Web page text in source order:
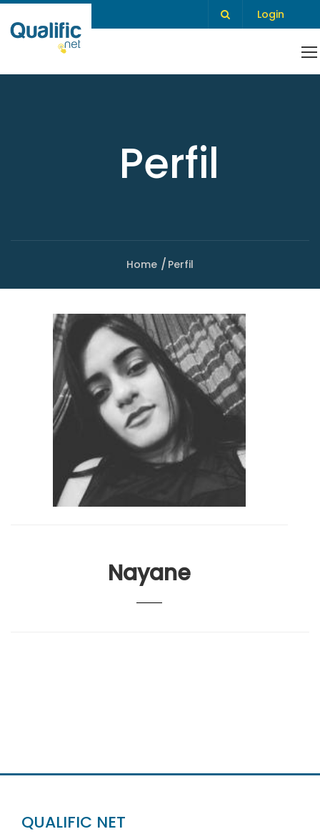
Login
Perfil
Home Perfil
Nayane
QUALIFIC NET